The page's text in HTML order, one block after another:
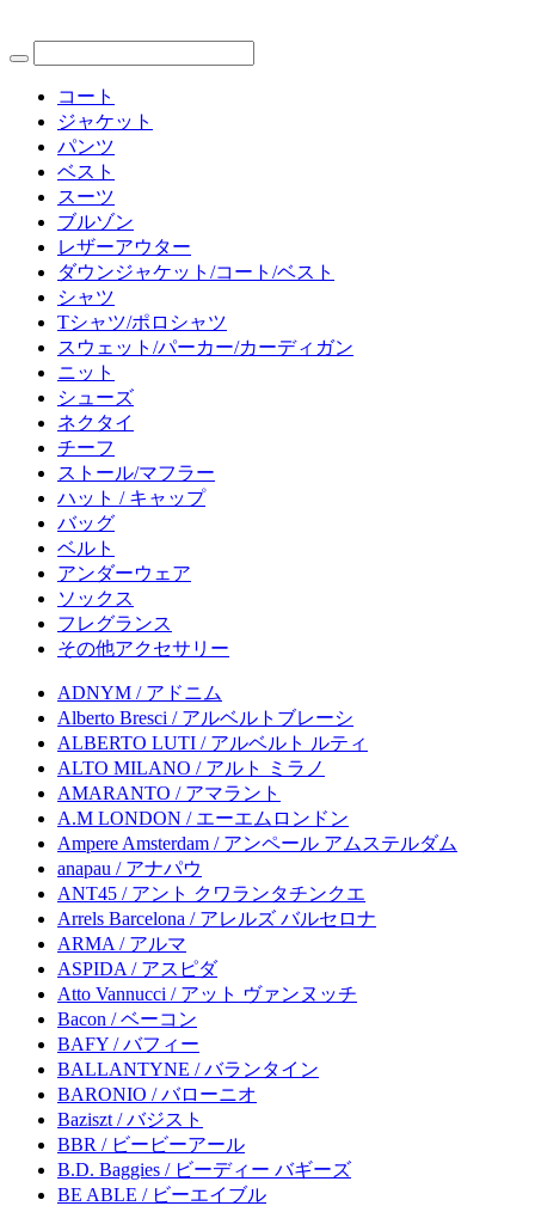
コート
ジャケット
パンツ
ベスト
スーツ
ブルゾン
レザーアウター
ダウンジャケット/コート/ベスト
シャツ
Tシャツ/ポロシャツ
スウェット/パーカー/カーディガン
ニット
シューズ
ネクタイ
チーフ
ストール/マフラー
ハット / キャップ
バッグ
ベルト
アンダーウェア
ソックス
フレグランス
その他アクセサリー
ADNYM / アドニム
Alberto Bresci / アルベルトブレーシ
ALBERTO LUTI / アルベルト ルティ
ALTO MILANO / アルト ミラノ
AMARANTO / アマラント
A.M LONDON / エーエムロンドン
Ampere Amsterdam / アンペール アムステルダム
anapau / アナパウ
ANT45 / アント クワランタチンクエ
Arrels Barcelona / アレルズ バルセロナ
ARMA / アルマ
ASPIDA / アスピダ
Atto Vannucci / アット ヴァンヌッチ
Bacon / ベーコン
BAFY / バフィー
BALLANTYNE / バランタイン
BARONIO / バローニオ
Baziszt / バジスト
BBR / ビービーアール
B.D. Baggies / ビーディー バギーズ
BE ABLE / ビーエイブル